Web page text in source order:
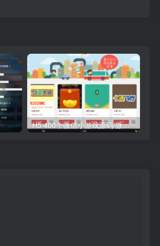
H5 400个微信小游戏源码/微信公众号引流源码/朋友圈小游戏引流源码